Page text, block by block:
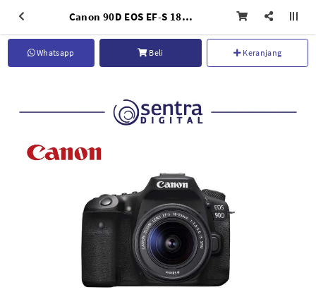
Canon 90D EOS EF-S 18-135mm IS Nano USM Wifi
Whatsapp Beli Keranjang